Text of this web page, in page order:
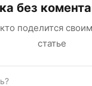
без
поделится
статье